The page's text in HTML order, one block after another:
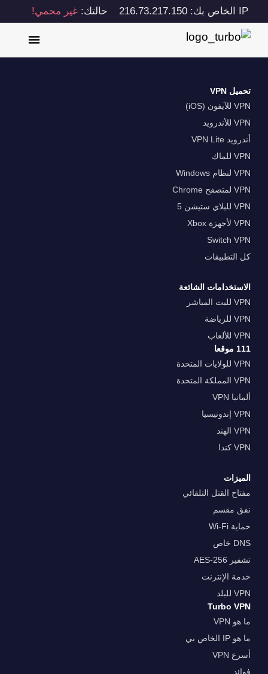
IP الخاص بك: 216.73.217.150 حالتك:غير محمي!
تحميل VPN
VPN للآيفون (iOS)
VPN للأندرويد
أندرويد VPN Lite
VPN للماك
VPN لنظام Windows
VPN لمتصفح Chrome
VPN للبلاي ستيشن 5
VPN لأجهزة Xbox
Switch VPN
كل التطبيقات
الاستخدامات الشائعة
VPN للبث المباشر
VPN للرياضة
VPN للألعاب
111 موقعا
VPN للولايات المتحدة
VPN المملكة المتحدة
ألمانيا VPN
VPN إندونيسيا
VPN الهند
VPN كندا
الميزات
مفتاح القتل التلقائي
نفق مقسم
حماية Wi-Fi
DNS خاص
تشفير AES-256
خدمة الإنترنت
VPN للبلد
Turbo VPN
ما هو VPN
ما هو IP الخاص بي
أسرع VPN
فوائد